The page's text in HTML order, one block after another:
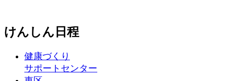
けんしん日程
健康づくり
サポートセンター